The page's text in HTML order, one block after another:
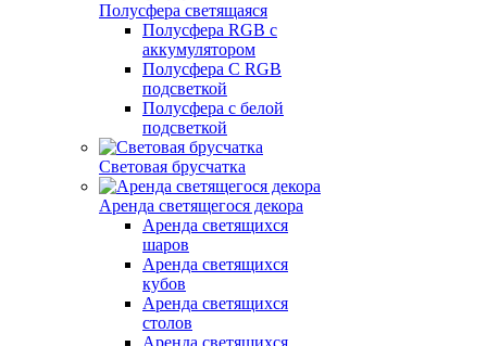
Полусфера светящаяся
Полусфера RGB с
аккумулятором
Полусфера С RGB
подсветкой
Полусфера с белой
подсветкой
Световая брусчатка
Аренда светящегося декора
Аренда светящихся
шаров
Аренда светящихся
кубов
Аренда светящихся
столов
Аренда светящихся